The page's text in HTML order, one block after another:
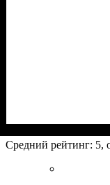
флизелин,
тканевых обоев, для
Средний рейтинг: 5,